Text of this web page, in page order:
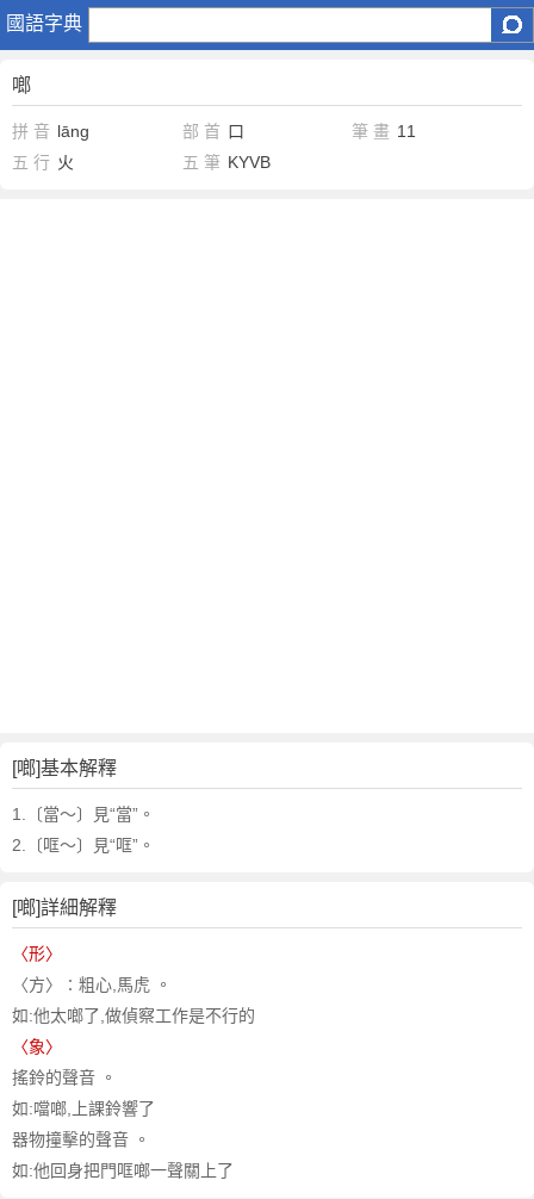
國語字典
啷
啷
拼 音 lāng 部 首 口 筆 畫 11
五 行 火 五 筆 KYVB
[啷]基本解釋
1.〔當～〕見“當”。
2.〔哐～〕見“哐”。
[啷]詳細解釋
〈形〉
〈方〉∶粗心,馬虎 。
如:他太啷了,做偵察工作是不行的
〈象〉
搖鈴的聲音 。
如:噹啷,上課鈴響了
器物撞擊的聲音 。
如:他回身把門哐啷一聲關上了